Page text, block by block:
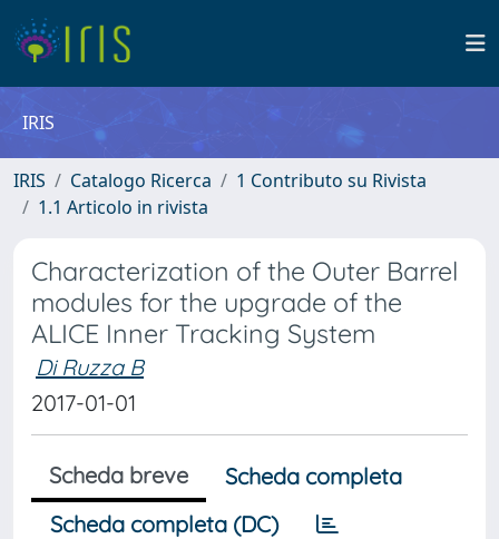
IRIS
IRIS Catalogo Ricerca
1 Contributo su Rivista
1.1 Articolo in rivista
Characterization of the Outer Barrel
modules for the upgrade of the
ALICE Inner Tracking System
Di Ruzza B
2017-01-01
Scheda breve
Scheda completa
Scheda completa (DC)